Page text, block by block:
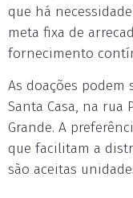
que há
meta fixa de
fornecimento
As doações podem
Santa Casa, na rua
Grande. A
que facilitam a
são aceitas